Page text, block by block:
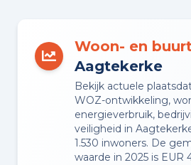
Woon- en
Aagtekerke
Bekijk actuele
WOZ-ontwikkeling,
energieverbruik,
veiligheid in
1.530 inwoners. De
waarde in 2025 is EUR